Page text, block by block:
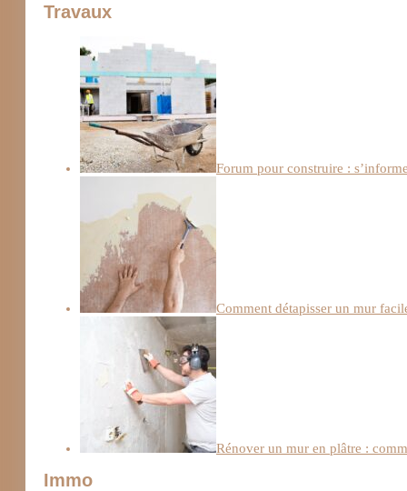
Travaux
Forum pour construire :
Comment détapisser un mur
Rénover un mur en plâtre :
Immo